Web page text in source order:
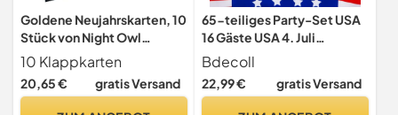
Goldene Neujahrskarten, 10
Stück von Night Owl
Papierwaren
10 Klappkarten
20,65 € gratis Versand
65-teiliges Party-Set USA
16 Gäste USA 4. Juli
Amerikanische Party
Geschirr Set für
Amerikanische Flagge -
Bdecoll
22,99 € gratis Versand